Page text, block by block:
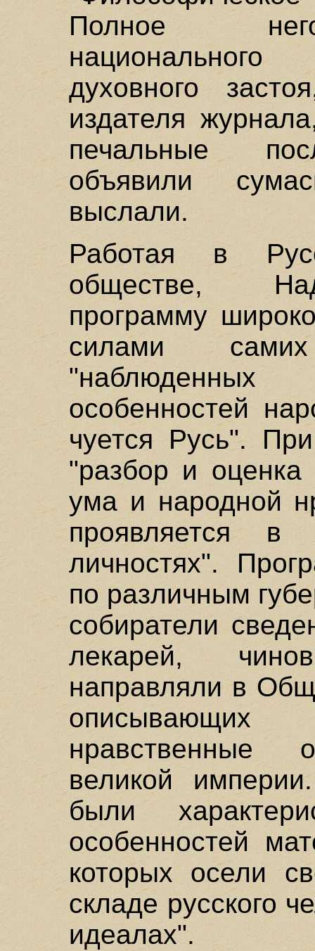
Полное
духовного
издателя
печальные
объявили
выслали.
Работая в
обществе,
программу
силами
особенностей
чуется Русь".
"разбор и оценка
ума и народной
проявляется в
личностях".
по различным
собиратели
лекарей,
направляли в
нравственные
великой
были
особенностей
которых осели
складе русского
идеалах".